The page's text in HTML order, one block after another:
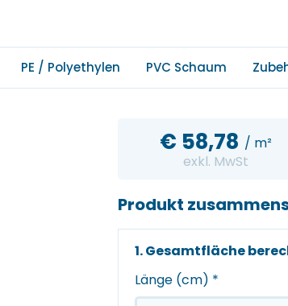
PE / Polyethylen PVC Schaum
€ 58,78 / m²
exkl. MwSt
Produkt
1. Gesamtfläche
Länge (cm) *